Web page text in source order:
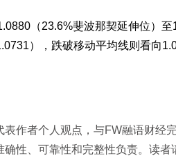
（23.6%斐波那契延伸位）
），跌破移动平均线则看向
表作者个人观点，与FW融语财
确性、可靠性和完整性负责。读